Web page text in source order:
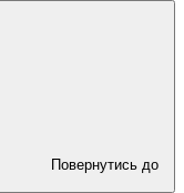
Повернутись до